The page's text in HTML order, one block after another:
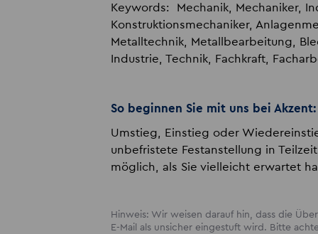
Keywords: Mechanik, Mechaniker,
Konstruktionsmechaniker,
Metalltechnik, Metallbearbeitung,
Industrie, Technik, Fachkraft,
So beginnen Sie mit uns bei Akzent:
Umstieg, Einstieg oder
unbefristete Festanstellung in
möglich, als Sie vielleicht erwartet
Hinweis: Wir weisen darauf hin, dass die
E-Mail als unsicher eingestuft wird. Bitte